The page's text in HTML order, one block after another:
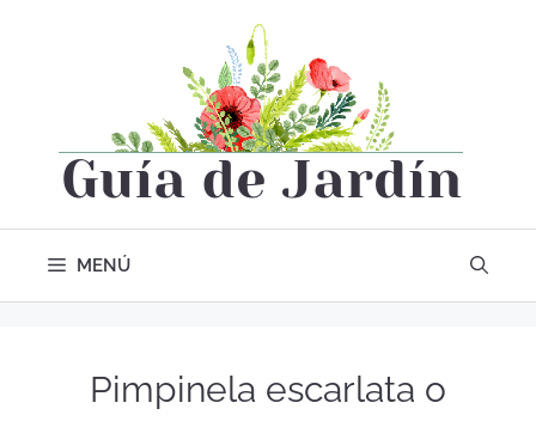
MENÚ
Pimpinela escarlata o